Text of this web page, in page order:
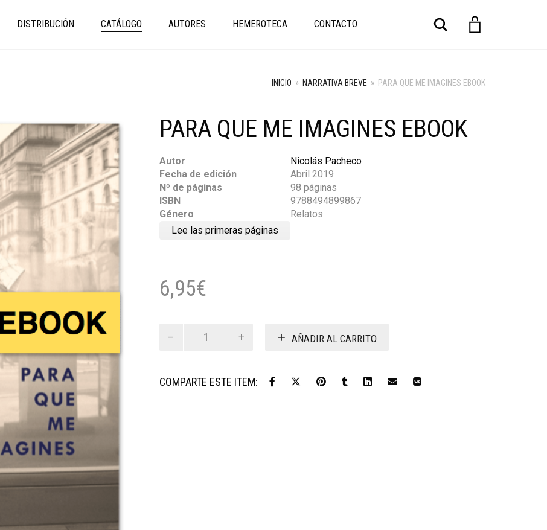
DISTRIBUCIÓN CATÁLOGO AUTORES HEMEROTECA CONTACTO Buscar
INICIO » NARRATIVA BREVE » PARA QUE ME IMAGINES EBOOK
PARA QUE ME IMAGINES EBOOK
Autor
Nicolás Pacheco
Fecha de edición
Abril 2019
Nº de páginas
98 páginas
ISBN
9788494899867
Género
Relatos
Lee las primeras páginas
6,95€
ebook
AÑADIR AL CARRITO
COMPARTE ESTE ITEM: